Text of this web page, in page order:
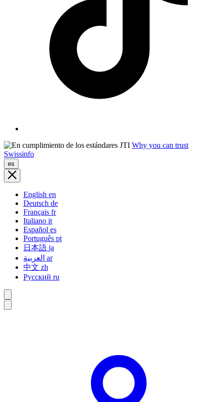
Why you can trust
Swissinfo
es
English en
Deutsch de
Français fr
Italiano it
Español es
Português pt
日本語 ja
ar
中文 zh
Русский ru